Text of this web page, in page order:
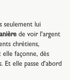
seulement lui
de voir l'argent
chrétiens,
: elle façonne, dès
Et elle passe d'abord